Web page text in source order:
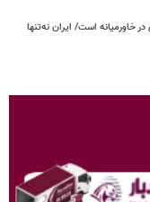
خاورمیانه است/ ایران نه‌تنها